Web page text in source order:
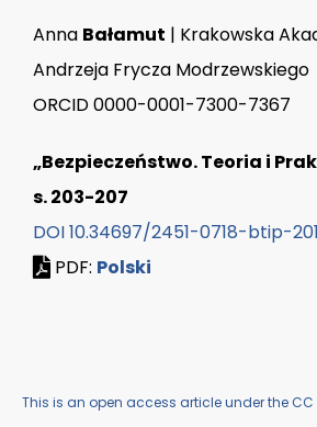
Anna Bałamut | Krakowska
Andrzeja Frycza Modrzewskiego
ORCID 0000-0001-7300-7367
„Bezpieczeństwo. Teoria i
s. 203-207
DOI 10.34697/2451-0718-btip-
PDF: Polski
This is an open access article under the CC